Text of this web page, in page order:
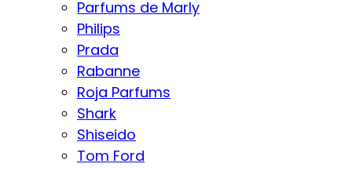
Parfums de Marly
Philips
Prada
Rabanne
Roja Parfums
Shark
Shiseido
Tom Ford